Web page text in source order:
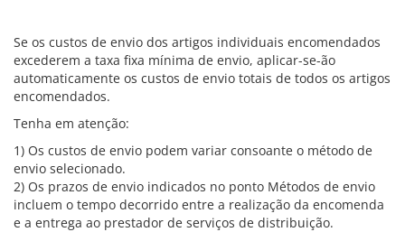
Se os custos de envio dos artigos individuais encomendados
excederem a taxa fixa mínima de envio, aplicar-se-ão
automaticamente os custos de envio totais de todos os artigos
encomendados.
Tenha em atenção:
1) Os custos de envio podem variar consoante o método de
envio selecionado.
2) Os prazos de envio indicados no ponto Métodos de envio
incluem o tempo decorrido entre a realização da encomenda
e a entrega ao prestador de serviços de distribuição.